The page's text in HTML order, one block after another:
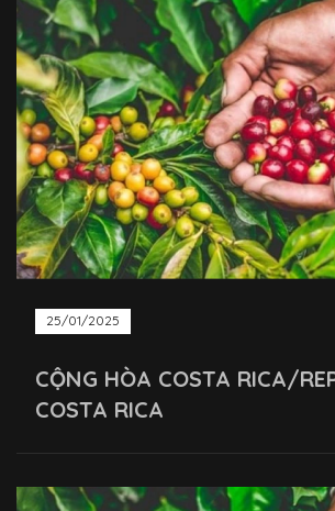
25/01/2025
CỘNG HÒA COSTA RICA/
COSTA RICA